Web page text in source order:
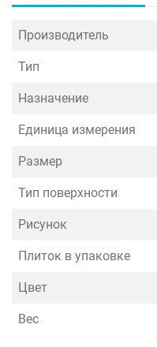
Производитель
Тип
Назначение
Единица измерения
Размер
Тип поверхности
Рисунок
Плиток в упаковке
Цвет
Вес